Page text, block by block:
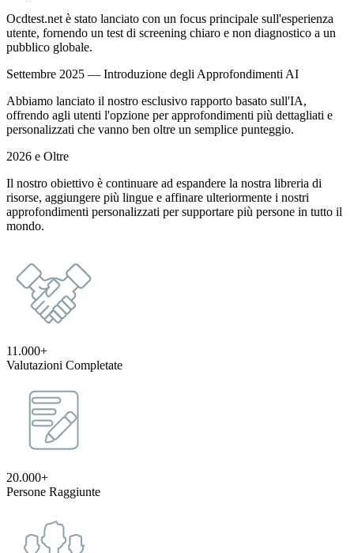
Ocdtest.net è stato lanciato con un focus principale sull'esperienza
utente, fornendo un test di screening chiaro e non diagnostico a un
pubblico globale.
Settembre 2025 — Introduzione degli Approfondimenti AI
Abbiamo lanciato il nostro esclusivo rapporto basato sull'IA,
offrendo agli utenti l'opzione per approfondimenti più dettagliati e
personalizzati che vanno ben oltre un semplice punteggio.
2026 e Oltre
Il nostro obiettivo è continuare ad espandere la nostra libreria di
risorse, aggiungere più lingue e affinare ulteriormente i nostri
approfondimenti personalizzati per supportare più persone in tutto il
mondo.
11.000+
Valutazioni Completate
20.000+
Persone Raggiunte